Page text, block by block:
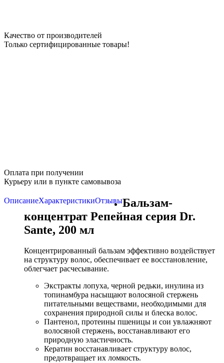
Качество от производителей
Только сертифицированные товары!
Оплата при получении
Курьеру или в пункте самовывоза
ОписаниеХарактеристикиОтзывыБальзам-
концентрат Репейная серия Dr.
Sante, 200 мл
Концентрированный бальзам эффективно воздействует
на структуру волос, обеспечивает ее восстановление,
облегчает расчесывание.
Экстракты лопуха, черной редьки, инулина из
топинамбура насыщают волосяной стержень
питательными веществами, необходимыми для
сохранения природной силы и блеска волос.
Пантенол, протеины пшеницы и сои увлажняют
волосяной стержень, восстанавливают его
природную эластичность.
Кератин восстанавливает структуру волос,
предотвращает их ломкость.